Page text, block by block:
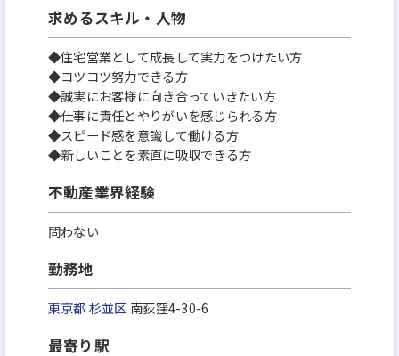
求めるスキル・人物
◆住宅営業として成長して実力をつけたい方
◆コツコツ努力できる方
◆誠実にお客様に向き合っていきたい方
◆仕事に責任とやりがいを感じられる方
◆スピード感を意識して働ける方
◆新しいことを素直に吸収できる方
不動産業界経験
問わない
勤務地
東京都 杉並区 南荻窪4-30-6
最寄り駅